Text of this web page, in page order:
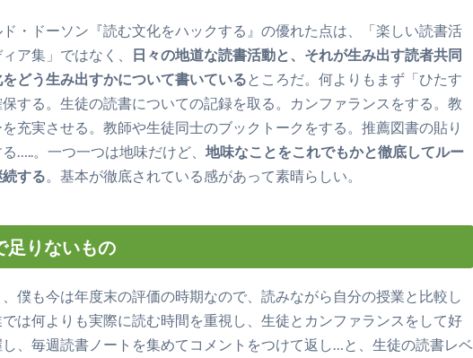
・ドーソン『読む文化をハックする』の優れた点は、「楽しい読書活
ア集」ではなく、
日々の地道な読書活動と、それが生み出す読者共同
どう生み出すかについて書いている ところだ。何よりもまず「ひたす
する。生徒の読書についての記録を取る。カンファランスをする。教
充実させる。教師や生徒同士のブックトークをする。推薦図書の貼り
…..。一つ一つは地味だけど、 地味なことをこれでもかと徹底してルー
する。基本が徹底されている感があって素晴らしい。
足りないもの
僕も今は年度末の評価の時期なので、読みながら自分の授業と比較し
は何よりも実際に読む時間を重視し、生徒とカンファランスをして好
、毎週読書ノートを集めてコメントをつけて返し…と、生徒の読書レベ